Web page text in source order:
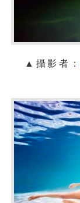
▲攝影者